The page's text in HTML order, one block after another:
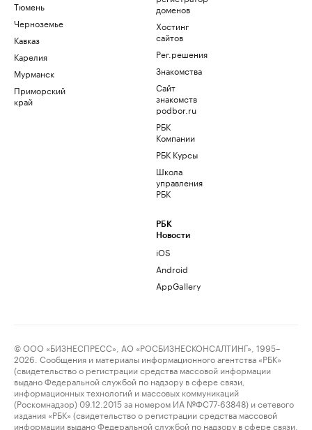
Тюмень
Черноземье
Кавказ
Карелия
Мурманск
Приморский
край
доменов
Хостинг
сайтов
Рег.решения
Знакомства
Сайт
знакомств
podbor.ru
РБК
Компании
РБК Курсы
Школа
управления
РБК
РБК
Новости
iOS
Android
AppGallery
© ООО «БИЗНЕСПРЕСС», АО «РОСБИЗНЕСКОНСАЛТИНГ», 1995–
2026. Сообщения и материалы информационного агентства «РБК»
(свидетельство о регистрации средства массовой информации
выдано Федеральной службой по надзору в сфере связи,
информационных технологий и массовых коммуникаций
(Роскомнадзор) 09.12.2015 за номером ИА №ФС77-63848) и сетевого
издания «РБК» (свидетельство о регистрации средства массовой
информации выдано Федеральной службой по надзору в сфере связи,